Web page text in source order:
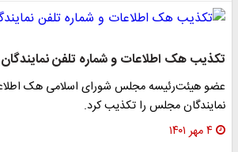
تکذیب هک اطلاعات و شماره تلفن
عضو هیئت‌رئیسه مجلس شورای اسلامی هک
نمایندگان مجلس را تکذیب کرد.
۴ مهر ۱۴۰۱